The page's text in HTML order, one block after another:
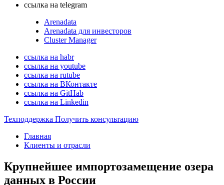
ссылка на telegram
Arenadata
Arenadata для инвесторов
Cluster Manager
ссылка на habr
ссылка на youtube
ссылка на rutube
ссылка на ВКонтакте
ссылка на GitHab
ссылка на Linkedin
Техподдержка Получить консультацию
Главная
Клиенты и отрасли
Крупнейшее импортозамещение озера
данных в России